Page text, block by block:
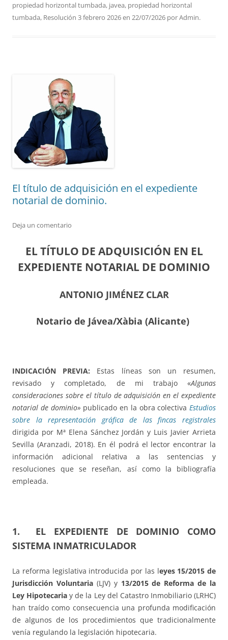
propiedad horizontal tumbada, javea, propiedad horizontal
tumbada, Resolución 3 febrero 2026en 22/07/2026 porAdmin.
El título de adquisición en el expediente
notarial de dominio.
Deja un comentario
EL TÍTULO DE ADQUISICIÓN EN EL
EXPEDIENTE NOTARIAL DE DOMINIO
ANTONIO JIMÉNEZ CLAR
Notario de Jávea/Xàbia (Alicante)
INDICACIÓN PREVIA: Estas líneas son un resumen,
revisado y completado, de mi trabajo «Algunas
consideraciones sobre el título de adquisición en el expediente
notarial de dominio» publicado en la obra colectiva Estudios
sobre la representación gráfica de las fincas registrales
dirigida por Mª Elena Sánchez Jordán y Luis Javier Arrieta
Sevilla (Aranzadi, 2018). En él podrá el lector encontrar la
información adicional relativa a las sentencias y
resoluciones que se reseñan, así como la bibliografía
empleada.
1. EL EXPEDIENTE DE DOMINIO COMO
SISTEMA INMATRICULADOR
La reforma legislativa introducida por las leyes 15/2015 de
Jurisdicción Voluntaria(LJV) y 13/2015 de Reforma de la
Ley Hipotecaria y de la Ley del Catastro Inmobiliario (LRHC)
han traído como consecuencia una profunda modificación
de algunos de los procedimientos que tradicionalmente
venía regulando la legislación hipotecaria.